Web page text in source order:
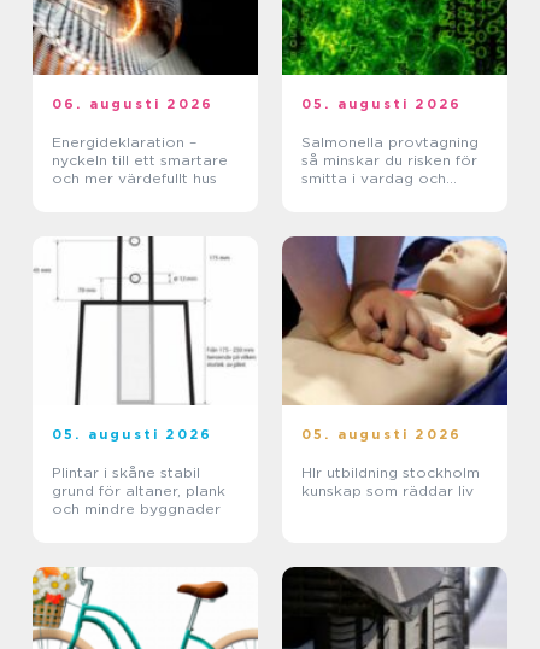
06. augusti 2026
Energideklaration –
nyckeln till ett smartare
och mer värdefullt hus
05. augusti 2026
Salmonella provtagning
så minskar du risken för
smitta i vardag och
05. augusti 2026
Plintar i skåne stabil
grund för altaner, plank
och mindre byggnader
05. augusti 2026
Hlr utbildning stockholm
kunskap som räddar liv